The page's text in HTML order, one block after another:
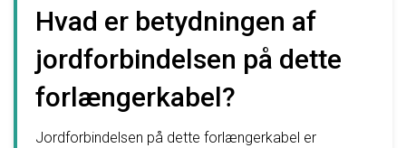
Hvad er betydningen af
jordforbindelsen på dette
forlængerkabel?
Jordforbindelsen på dette forlængerkabel er